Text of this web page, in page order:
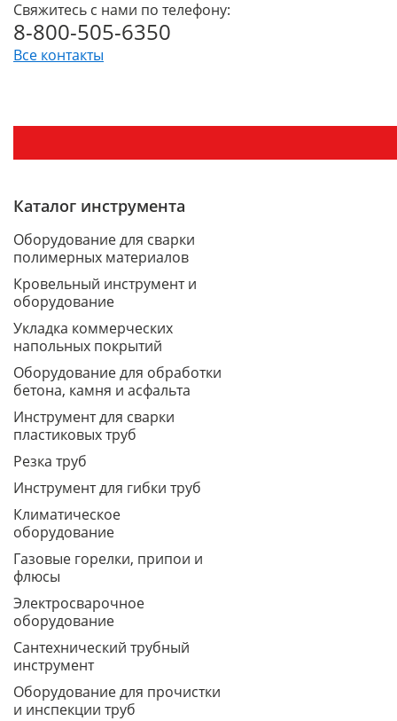
Свяжитесь с нами по телефону:
8-800-505-6350
Все контакты
Каталог инструмента
Оборудование для сварки
полимерных материалов
Кровельный инструмент и
оборудование
Укладка коммерческих
напольных покрытий
Оборудование для обработки
бетона, камня и асфальта
Инструмент для сварки
пластиковых труб
Резка труб
Инструмент для гибки труб
Климатическое
оборудование
Газовые горелки, припои и
флюсы
Электросварочное
оборудование
Сантехнический трубный
инструмент
Оборудование для прочистки
и инспекции труб